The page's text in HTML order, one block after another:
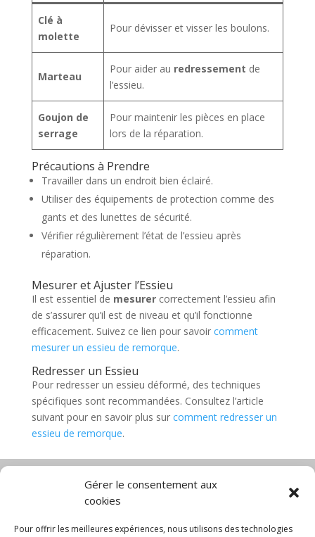
Gérer le consentement aux
cookies
Pour offrir les meilleures expériences, nous utilisons des technologies
Clé à
molette
Pour dévisser et visser les boulons.
Marteau
Pour aider au redressement de
l’essieu.
Goujon de
serrage
Pour maintenir les pièces en place
lors de la réparation.
Précautions à Prendre
Travailler dans un endroit bien éclairé.
Utiliser des équipements de protection comme des
gants et des lunettes de sécurité.
Vérifier régulièrement l’état de l’essieu après
réparation.
Mesurer et Ajuster l’Essieu
Il est essentiel de mesurercorrectement l’essieu afin
de s’assurer qu’il est de niveau et qu’il fonctionne
efficacement. Suivez ce lien pour savoir comment
mesurer un essieu de remorque.
Redresser un Essieu
Pour redresser un essieu déformé, des techniques
spécifiques sont recommandées. Consultez l’article
suivant pour en savoir plus sur comment redresser un
essieu de remorque.
Diable électrique
Chariot manutention
CGV